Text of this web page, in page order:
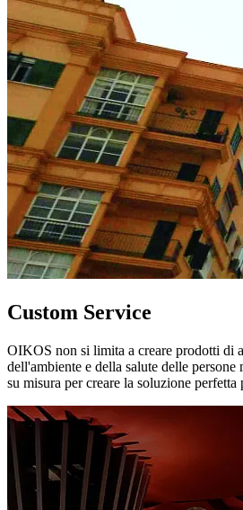
Custom Service
OIKOS non si limita a creare prodotti di
dell'ambiente e della salute delle
su misura per creare la soluzione perfetta